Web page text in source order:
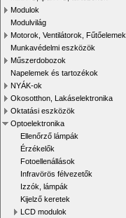
Modulok
Modulvilág
Motorok, Ventilátorok, Fűtőelemek
Munkavédelmi eszközök
Műszerdobozok
Napelemek és tartozékok
NYÁK-ok
Okosotthon, Lakáselektronika
Oktatási eszközök
Optoelektronika
Ellenőrző lámpák
Érzékelők
Fotoellenállások
Infravörös félvezetők
Izzók, lámpák
Kijelző keretek
LCD modulok